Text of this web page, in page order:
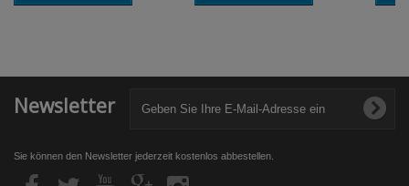
Newsletter
Sie können den Newsletter jederzeit kostenlos abbestellen.